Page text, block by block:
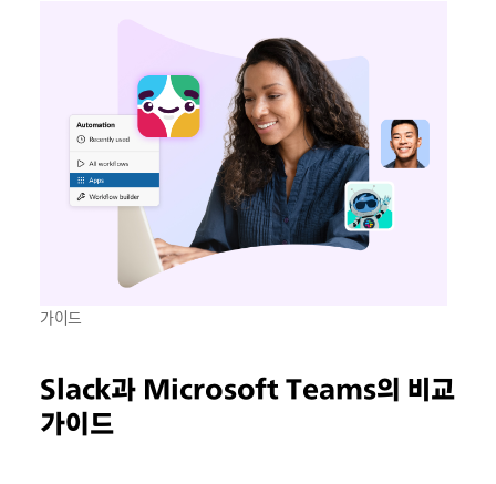
가이드
Slack과 Microsoft Teams의 비교
가이드